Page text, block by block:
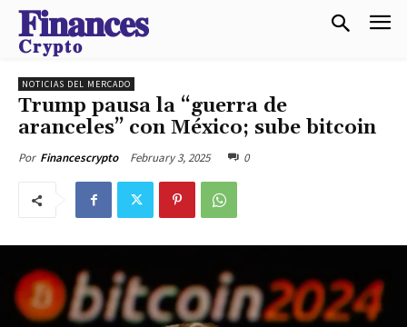
𝐅𝐢𝐧𝐚𝐧𝐜𝐞𝐬
𝐂𝐫𝐲𝐩𝐭𝐨
NOTICIAS DEL MERCADO
Trump pausa la “guerra de
aranceles” con México; sube bitcoin
Por Financescrypto February 3, 2025 0